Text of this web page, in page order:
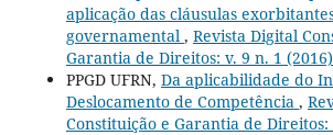
aplicação das cláusulas
governamental , Revista Digital
Garantia de Direitos: v. 9 n. 1 (2016)
PPGD UFRN, Da aplicabilidade do
Deslocamento de Competência ,
Constituição e Garantia de Direitos: